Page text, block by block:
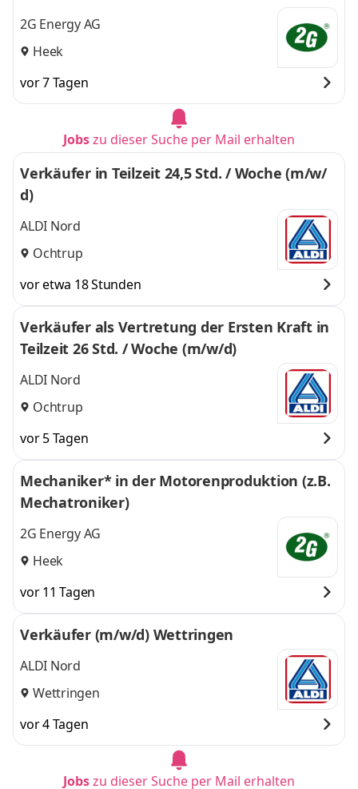
2G Energy AG
Heek
vor 7 Tagen
Jobszu dieser Suche per Mail erhalten
Verkäufer in Teilzeit 24,5 Std. / Woche (m/w/
d)
ALDI Nord
Ochtrup
vor etwa 18 Stunden
Verkäufer als Vertretung der Ersten Kraft in
Teilzeit 26 Std. / Woche (m/w/d)
ALDI Nord
Ochtrup
vor 5 Tagen
Mechaniker* in der Motorenproduktion (z.B.
Mechatroniker)
2G Energy AG
Heek
vor 11 Tagen
Verkäufer (m/w/d) Wettringen
ALDI Nord
Wettringen
vor 4 Tagen
Jobszu dieser Suche per Mail erhalten